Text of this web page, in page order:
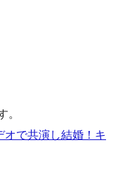
。
で共演し結婚！キ